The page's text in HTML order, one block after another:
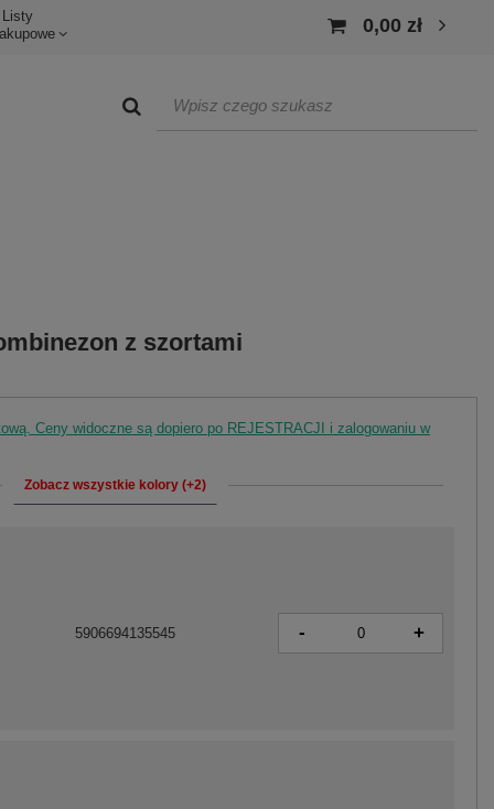
Listy
0,00 zł
z szortami
Ceny widoczne są dopiero po REJESTRACJI i zalogowaniu w
Zobacz wszystkie kolory (+2)
5906694135545 - +